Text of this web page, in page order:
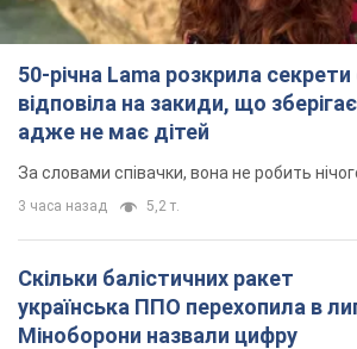
50-річна Lama розкрила секрети
відповіла на закиди, що
адже не має дітей
За словами співачки, вона не робить
3 часа назад 5,2 т.
Скільки балістичних ракет
українська ППО перехопила в
Міноборони назвали цифру